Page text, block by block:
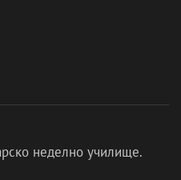
неделно училище.